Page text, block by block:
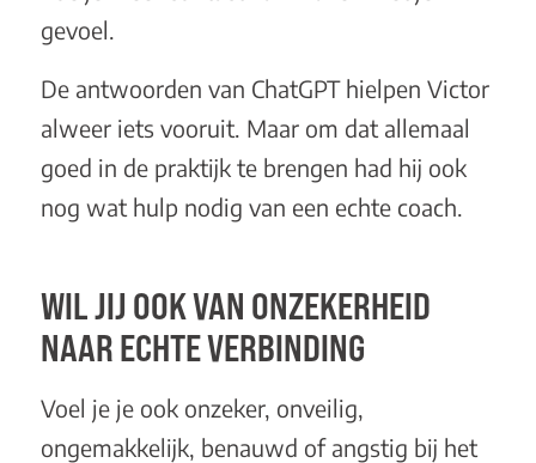
gevoel.
De antwoorden van ChatGPT hielpen Victor
alweer iets vooruit. Maar om dat allemaal
goed in de praktijk te brengen had hij ook
nog wat hulp nodig van een echte coach.
WIL JIJ OOK VAN ONZEKERHEID
NAAR ECHTE VERBINDING
Voel je je ook onzeker, onveilig,
ongemakkelijk, benauwd of angstig bij het